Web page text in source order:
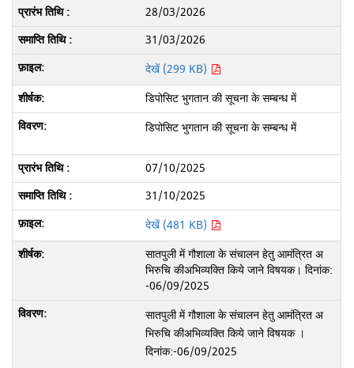
28/03/2026
31/03/2026
देखें (299 KB)
डिपोसिट भुगतान की सूचना के सम्बन्ध में
डिपोसिट भुगतान की सूचना के सम्बन्ध में
07/10/2025
31/10/2025
देखें (481 KB)
सातपुली में गौशाला के संचालन हेतु आमंत्रित अ
भिरुचि कीअभिव्यक्ति किये जाने विषयक। दिनांक:
-06/09/2025
सातपुली में गौशाला के संचालन हेतु आमंत्रित अ
भिरुचि कीअभिव्यक्ति किये जाने विषयक ।
दिनांक:-06/09/2025